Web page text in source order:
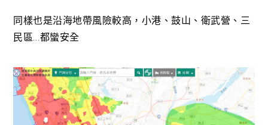
同樣也是沿海地帶風險較高，小港、鼓山、衛武營、三
民區…都蠻安全